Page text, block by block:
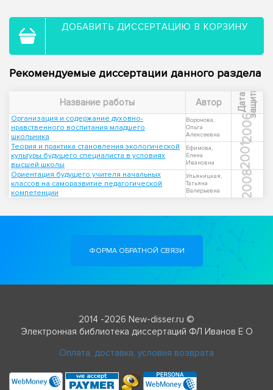
ДОБАВИТЬ ДИССЕРТАЦИЮ В КОРЗИНУ
Рекомендуемые диссертации данного раздела
Название работы Автор Д
а
т
а
з
а
щ
и
т ы
Организация и содержание духовно-
нравственного воспитания младшего
школьника
Воронова,
Ольга
Алексеевна
2006
Теория и практика становления экологической
культуры будущего специалиста в условиях
высшей школы
Ефимова,
Елена
Ивановна
2001
Ориентация будущего учителя начальных
классов на саморазвитие педагогической
компетенции
Ульяницкая,
Татьяна
Валерьевна
2008
ФОРМА ОБРАТНОЙ СВЯЗИ
2014 -2026 New-disser.ru ©
Электронная библиотека диссертаций ФЛ Иванов Е О
Оплата, доставка, условия возврата